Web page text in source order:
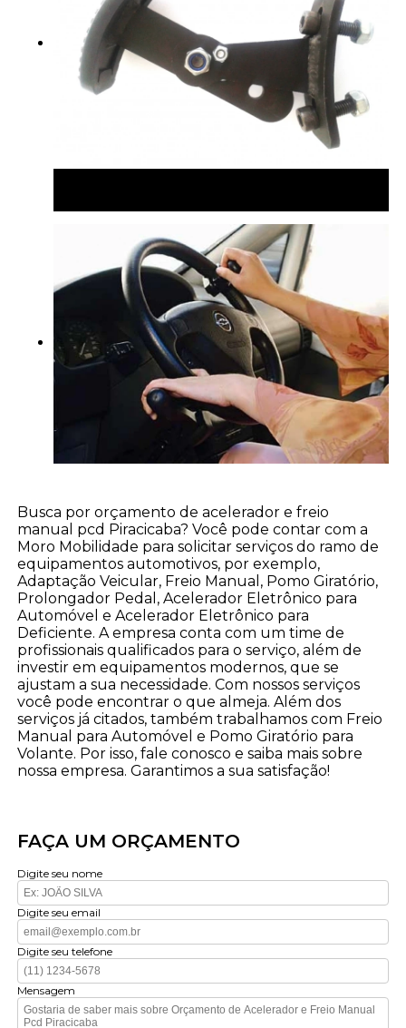
Busca por orçamento de acelerador e freio
manual pcd Piracicaba? Você pode contar com a
Moro Mobilidade para solicitar serviços do ramo de
equipamentos automotivos, por exemplo,
Adaptação Veicular, Freio Manual, Pomo Giratório,
Prolongador Pedal, Acelerador Eletrônico para
Automóvel e Acelerador Eletrônico para
Deficiente. A empresa conta com um time de
profissionais qualificados para o serviço, além de
investir em equipamentos modernos, que se
ajustam a sua necessidade. Com nossos serviços
você pode encontrar o que almeja. Além dos
serviços já citados, também trabalhamos com Freio
Manual para Automóvel e Pomo Giratório para
Volante. Por isso, fale conosco e saiba mais sobre
nossa empresa. Garantimos a sua satisfação!
FAÇA UM ORÇAMENTO
Digite seu nome
Digite seu email
Digite seu telefone
Mensagem